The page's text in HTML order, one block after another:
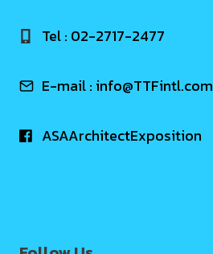
Tel : 02-2717-2477
E-mail : info@TTFintl.com
ASAArchitectExposition